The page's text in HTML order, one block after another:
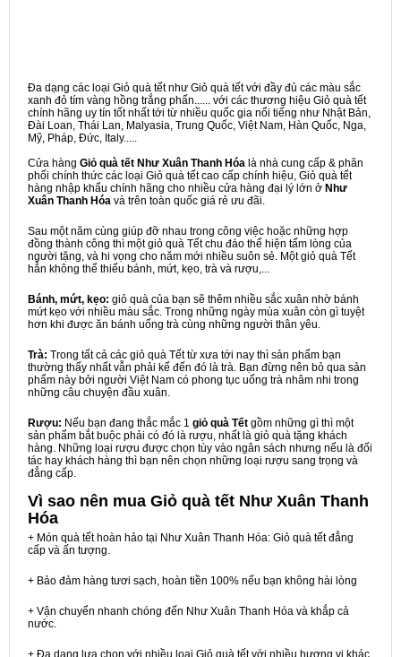
Đa dạng các loại Giỏ quà tết như Giỏ quà tết với đầy đủ các màu sắc
xanh đỏ tím vàng hồng trắng phấn...... với các thương hiệu Giỏ quà tết
chính hãng uy tín tốt nhất tới từ nhiều quốc gia nổi tiếng như Nhật Bản,
Đài Loan, Thái Lan, Malyasia, Trung Quốc, Việt Nam, Hàn Quốc, Nga,
Mỹ, Pháp, Đức, Italy.....
Cửa hàng Giỏ quà tết Như Xuân Thanh Hóa là nhà cung cấp & phân
phối chính thức các loại Giỏ quà tết cao cấp chính hiệu, Giỏ quà tết
hàng nhập khẩu chính hãng cho nhiều cửa hàng đại lý lớn ở Như
Xuân Thanh Hóa và trên toàn quốc giá rẻ ưu đãi.
Sau một năm cùng giúp đỡ nhau trong công việc hoặc những hợp
đồng thành công thì một giỏ quà Tết chu đáo thể hiện tấm lòng của
người tặng, và hi vọng cho năm mới nhiều suôn sẻ. Một giỏ quà Tết
hẳn không thể thiếu bánh, mứt, kẹo, trà và rượu,...
Bánh, mứt, kẹo: giỏ quà của bạn sẽ thêm nhiều sắc xuân nhờ bánh
mứt kẹo với nhiều màu sắc. Trong những ngày mùa xuân còn gì tuyệt
hơn khi được ăn bánh uống trà cùng những người thân yêu.
Trà: Trong tất cả các giỏ quà Tết từ xưa tới nay thì sản phẩm bạn
thường thấy nhất vẫn phải kể đến đó là trà. Bạn đừng nên bỏ qua sản
phẩm này bởi người Việt Nam có phong tục uống trà nhâm nhi trong
những câu chuyện đầu xuân.
Rượu: Nếu bạn đang thắc mắc 1 giỏ quà Tết gồm những gì thì một
sản phẩm bắt buộc phải có đó là rượu, nhất là giỏ quà tặng khách
hàng. Những loại rượu được chọn tùy vào ngân sách nhưng nếu là đối
tác hay khách hàng thì bạn nên chọn những loại rượu sang trọng và
đẳng cấp.
Vì sao nên mua Giỏ quà tết Như Xuân Thanh
Hóa
+ Món quà tết hoàn hảo tại Như Xuân Thanh Hóa: Giỏ quà tết đẳng
cấp và ấn tượng.
+ Bảo đảm hàng tươi sạch, hoàn tiền 100% nếu bạn không hài lòng
+ Vận chuyển nhanh chóng đến Như Xuân Thanh Hóa và khắp cả
nước.
+ Đa dạng lựa chọn với nhiều loại Giỏ quà tết với nhiều hương vị khác